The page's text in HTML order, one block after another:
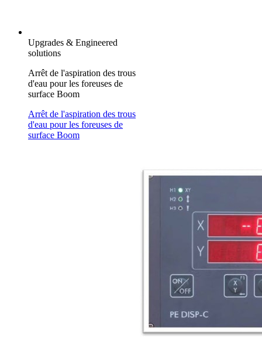
Upgrades & Engineered
solutions
Arrêt de l'aspiration des trous
d'eau pour les foreuses de
surface Boom
Arrêt de l'aspiration des trous
d'eau pour les foreuses de
surface Boom